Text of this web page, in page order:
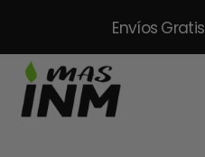
Envíos Gratis